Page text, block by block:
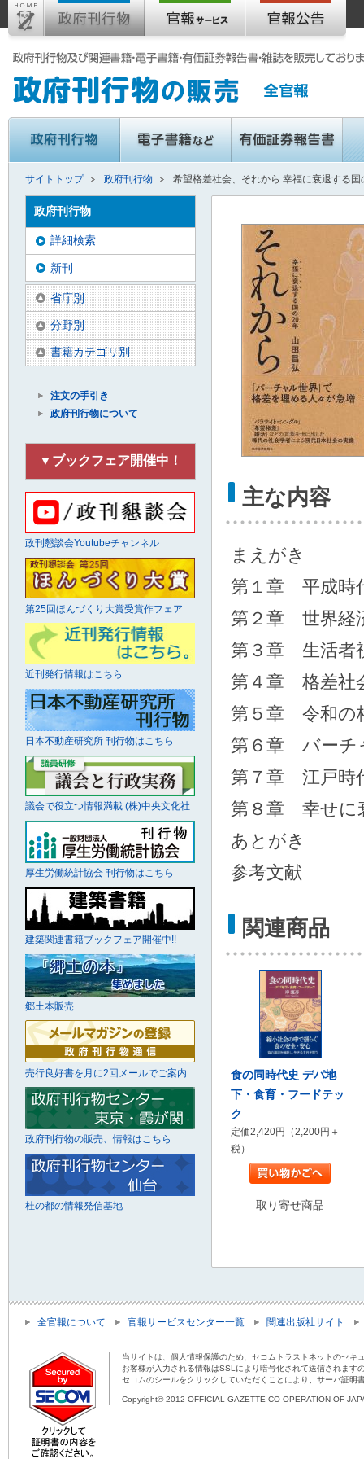
サイトトップ 政府刊行物 希望格差社会、それから 幸福に衰退する国
主な内容
まえがき
第１章 平成時
第２章 世界経
第３章 生活者
第４章 格差社
第５章 令和の
第６章 バーチ
第７章 江戸時
第８章 幸せに
あとがき
参考文献
関連商品
食の同時代史 デパ地
下・食育・フードテッ
ク
定価2,420円（2,200円＋
税）
取り寄せ商品
政府刊行物
詳細検索
新刊
省庁別
分野別
書籍カテゴリ別
注文の手引き
政府刊行物について
▼ブックフェア開催中！
政刊懇談会Youtubeチャンネル
第25回ほんづくり大賞受賞作フェア
近刊発行情報はこちら
日本不動産研究所 刊行物はこちら
議会で役立つ情報満載 (株)中央文化社
厚生労働統計協会 刊行物はこちら
建築関連書籍ブックフェア開催中!!
郷土本販売
売行良好書を月に2回メールでご案内
政府刊行物の販売、情報はこちら
杜の都の情報発信基地
全官報について 官報サービスセンター一覧 関連出版社サイト
当サイトは、個人情報保護のため、セコムトラストネットのセキ
お客様が入力される情報はSSLにより暗号化されて送信されま
セコムのシールをクリックしていただくことにより、サーバ証明
Copyright© 2012 OFFICIAL GAZETTE CO-OPERATION OF